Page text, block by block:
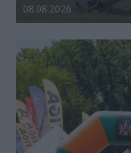
Data dodania galerii:
08.08.2026